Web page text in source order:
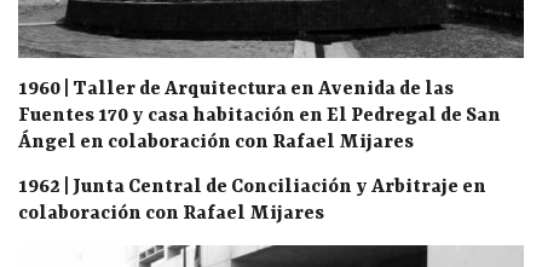
1960 | Taller de Arquitectura en Avenida de las
Fuentes 170 y casa habitación en El Pedregal de San
Ángel en colaboración con Rafael Mijares
1962 | Junta Central de Conciliación y Arbitraje en
colaboración con Rafael Mijares